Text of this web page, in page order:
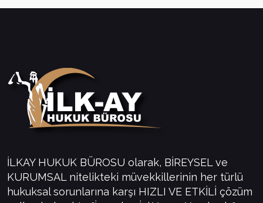
İLKAY HUKUK BÜROSU olarak, BİREYSEL ve
KURUMSAL nitelikteki müvekkillerinin her türlü
hukuksal sorunlarına karşı HIZLI VE ETKİLİ çözüm